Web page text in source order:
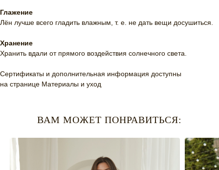
Глажение
Лён лучше всего гладить влажным, т. е. не дать вещи досушиться.
Хранение
Хранить вдали от прямого воздействия солнечного света.
Сертификаты и дополнительная информация доступны
на странице Материалы и уход
ВАМ МОЖЕТ ПОНРАВИТЬСЯ: